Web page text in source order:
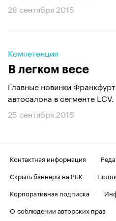
28 сентября 2015
Компетенция
В легком весе
Главные новинки
автосалона в сегменте LCV.
25 сентября 2015
Контактная информация
Скрыть баннеры на РБК
Корпоративная подписка
О соблюдении авторских прав